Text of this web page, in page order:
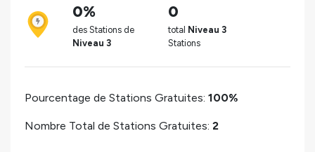
0%
des Stations de
Niveau 3
0
total Niveau 3
Stations
Pourcentage de Stations Gratuites: 100%
Nombre Total de Stations Gratuites: 2